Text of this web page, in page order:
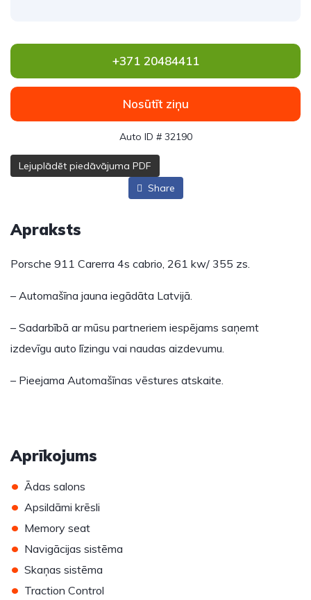
+371 20484411
Nosūtīt ziņu
Auto ID # 32190
Lejuplādēt piedāvājuma PDF
Share
Apraksts
Porsche 911 Carerra 4s cabrio, 261 kw/ 355 zs.
– Automašīna jauna iegādāta Latvijā.
– Sadarbībā ar mūsu partneriem iespējams saņemt
izdevīgu auto līzingu vai naudas aizdevumu.
– Pieejama Automašīnas vēstures atskaite.
Aprīkojums
• Ādas salons
• Apsildāmi krēsli
• Memory seat
• Navigācijas sistēma
• Skaņas sistēma
• Traction Control